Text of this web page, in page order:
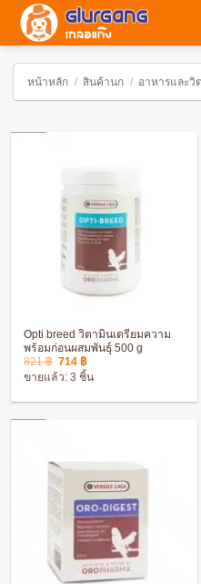
ข้าม
หน้าหลัก / สินค้านก / อาหารและวิ
Opti breed วิตามินเตรียมความ
พร้อมก่อนผสมพันธุ์ 500 g
821฿ Original
price
was:
714 ฿Current
price
is:
ขายแล้ว: 3 ชิ้น